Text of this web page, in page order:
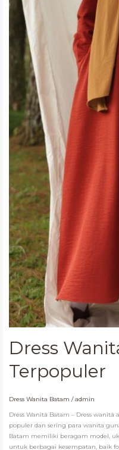
Dress
Terpopuler
Dress Wanita Batam /admin
Dress Wanita Batam – Dress
populer dan sering para wanita
Batam memiliki beragam model,
untuk berbagai kesempatan, baik